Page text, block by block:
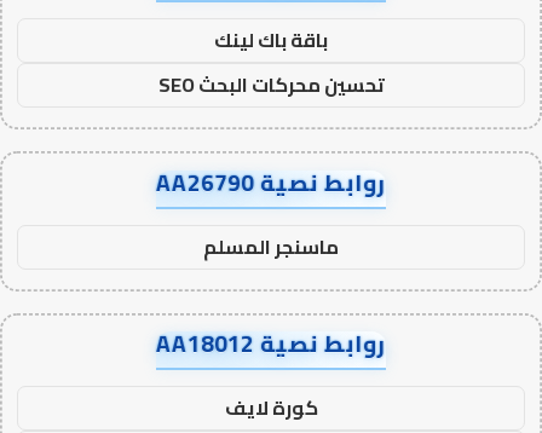
باقة باك لينك
تحسين محركات البحث SEO
روابط نصية AA26790
ماسنجر المسلم
روابط نصية AA18012
كورة لايف